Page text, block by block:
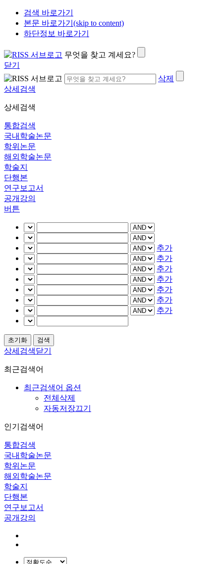
검색 바로가기
본문 바로가기(skip to content)
하단정보 바로가기
무엇을 찾고 계세요?
닫기
삭제
상세검색
상세검색
통합검색
국내학술논문
학위논문
해외학술논문
학술지
단행본
연구보고서
공개강의
버튼
추가
추가
추가
추가
추가
추가
추가
상세검색닫기
최근검색어
최근검색어 옵션
전체삭제
자동저장끄기
인기검색어
통합검색
국내학술논문
학위논문
해외학술논문
학술지
단행본
연구보고서
공개강의